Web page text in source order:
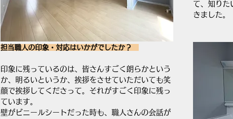
て、知りた
きました。
担当職人の印象・対応はいかがでしたか？
印象に残っているのは、皆さんすごく朗らかという
か、明るいというか、挨拶をさせていただいても笑
顔で挨拶してくださって。それがすごく印象に残っ
ています。
壁がビニールシートだった時も、職人さんの会話が